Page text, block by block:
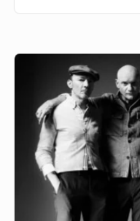
Francofolies
photos
concerts